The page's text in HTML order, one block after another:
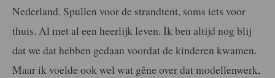
Nederland. Spullen voor de strandtent, soms iets voor
thuis. Al met al een heerlijk leven. Ik ben altijd nog blij
dat we dat hebben gedaan voordat de kinderen kwamen.
Maar ik voelde ook wel wat gêne over dat modellenwerk,